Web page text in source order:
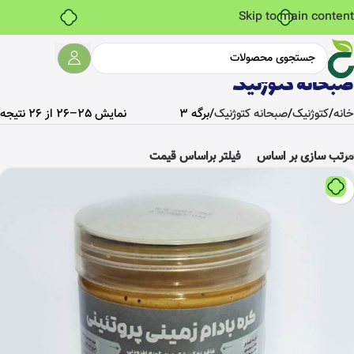
بدون ضامن، بدون سودSkip to main content
صبحانه کتوژنیک
خانه کتوژنیک صبحانه کتوژنیک برگه 3 نمایش 25–26 از 26 نتیجه
مرتب سازی بر اساس فیلتر براساس قیمت